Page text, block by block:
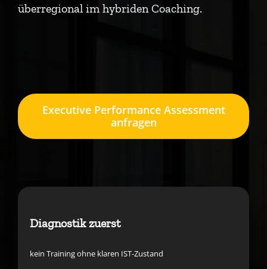
überregional im hybriden Coaching.
Executive Performance Assessment
anfragen
Diagnostik zuerst
kein Training ohne klaren IST-Zustand